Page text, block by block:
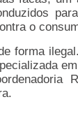
o
forma